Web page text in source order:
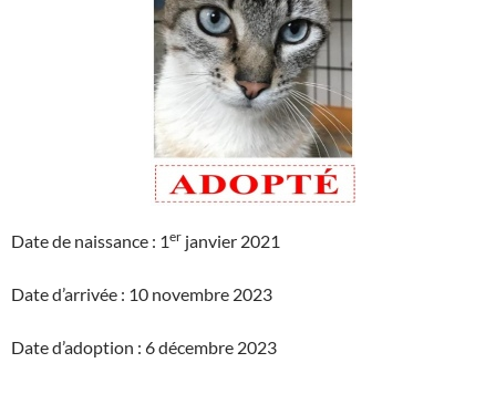
Date de naissance : 1er janvier 2021
Date d’arrivée : 10 novembre 2023
Date d’adoption : 6 décembre 2023